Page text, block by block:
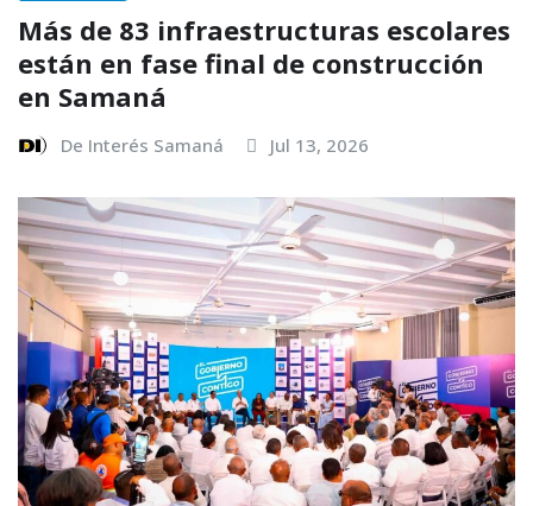
Más de 83 infraestructuras escolares
están en fase final de construcción
en Samaná
De Interés Samaná Jul 13, 2026